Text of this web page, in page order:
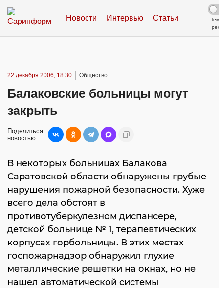
Новости Интервью Статьи
22 декабря 2006, 18:30 Общество
Балаковские больницы могут
закрыть
Поделиться
новостью:
В некоторых больницах Балакова
Саратовской области обнаружены грубые
нарушения пожарной безопасности. Хуже
всего дела обстоят в
противотуберкулезном диспансере,
детской больнице № 1, терапевтических
корпусах горбольницы. В этих местах
госпожарнадзор обнаружил глухие
металлические решетки на окнах, но не
нашел автоматической системы